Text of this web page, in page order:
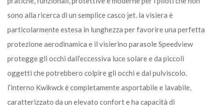
sono alla ricerca di un semplice casco jet. la visiera è
particolarmente estesa in lunghezza per favorire una perfetta
protezione aerodinamica e il visierino parasole Speedview
protegge gli occhi dall’eccessiva luce solare e da piccoli
oggetti che potrebbero colpire gli occhi e dal pulviscolo.
l’interno Kwikwck è completamente asportabile e lavabile,
caratterizzato da un elevato confort e ha capacità di